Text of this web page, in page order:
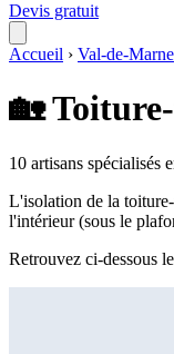
Devis gratuit
Accueil › Val-de-Marne
🏡
10 artisans spécialisés
L'isolation de la
l'intérieur (sous le
Retrouvez ci-dessous